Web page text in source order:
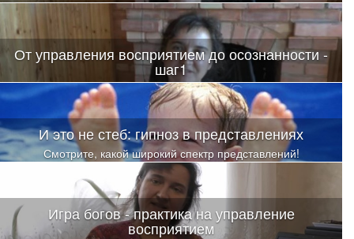
От управления восприятием до осознанности -
шаг1
И это не стеб: гипноз в представлениях
Смотрите, какой широкий спектр представлений!
Игра богов - практика на управление
восприятием